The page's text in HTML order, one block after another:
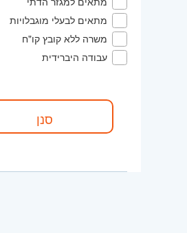
מתאים לבעלי מוגבלויות
משרה ללא קובץ קו"ח
עבודה היברידית